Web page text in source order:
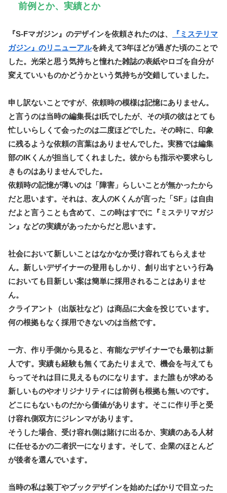
前例とか、実績とか
『S-Fマガジン』のデザインを依頼されたのは、
『ミステリマ
ガジン』のリニューアルを終えて3年ほどが過ぎた頃のことで
した。光栄と思う気持ちと憧れた雑誌の表紙やロゴを自分が
変えていいものかどうかという気持ちが交錯していました。
申し訳ないことですが、依頼時の模様は記憶にありません。
と言うのは当時の編集長はI氏でしたが、その頃の彼はとても
忙しいらしくて会ったのは二度ほどでした。その時に、印象
に残るような依頼の言葉はありませんでした。実務では編集
部のIKくんが担当してくれました。彼からも指示や要求らし
きものはありませんでした。
依頼時の記憶が薄いのは「障害」らしいことが無かったから
だと思います。それは、友人のKくんが言った「SF」は自由
だよと言うことも含めて、この時はすでに『ミステリマガジ
ン』などの実績があったからだと思います。
社会において新しいことはなかなか受け容れてもらえませ
ん。新しいデザイナーの登用もしかり、創り出すという行為
においても目新しい案は簡単に採用されることはありませ
ん。
クライアント（出版社など）は商品に大金を投じています。
何の根拠もなく採用できないのは当然です。
一方、作り手側から見ると、有能なデザイナーでも最初は新
人です。実績も経験も無くてあたりまえで、機会を与えても
らってそれは目に見えるものになります。また誰もが求める
新しいものやオリジナリティには前例も根拠も無いのです。
どこにもないものだから価値があります。そこに作り手と受
け容れ側双方にジレンマがあります。
そうした場合、受け容れ側は賭けに出るか、実績のある人材
に任せるかの二者択一になります。そして、企業のほとんど
が後者を選んでいます。
当時の私は装丁やブックデザインを始めたばかりで目立った